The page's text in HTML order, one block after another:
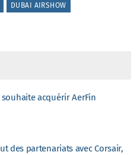
DUBAI AIRSHOW
souhaite acquérir AerFin
des partenariats avec Corsair,